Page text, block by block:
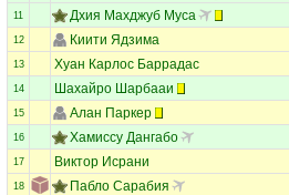
11 Дхия Махджуб Муса
12 Киити Ядзима
13 Хуан Карлос Баррадас
14 Шахайро Шарбааи
15 Алан Паркер
16 Хамиссу Дангабо
17 Виктор Исрани
18 Пабло Сарабия